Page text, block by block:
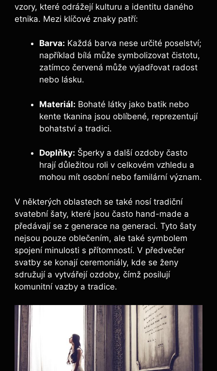
vzory, které odrážejí kulturu a identitu daného
etnika. Mezi klíčové znaky patří:
Barva: Každá barva nese určité poselství;
například bílá může symbolizovat čistotu,
zatímco červená může vyjadřovat radost
nebo lásku.
Materiál: Bohaté látky jako batik nebo
kente tkanina jsou oblíbené, reprezentují
bohatství a tradici.
Doplňky: Šperky a další ozdoby často
hrají důležitou roli v celkovém vzhledu a
mohou mít osobní nebo familární význam.
V některých oblastech se také nosí tradiční
svatební šaty, které jsou často hand-made a
předávají se z generace na generaci. Tyto šaty
nejsou pouze oblečením, ale také symbolem
spojení minulosti s přítomností. V předvečer
svatby se konají ceremoniály, kde se ženy
sdružují a vytvářejí ozdoby, čímž posilují
komunitní vazby a tradice.